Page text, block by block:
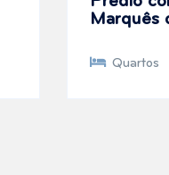
Marquês
Quartos